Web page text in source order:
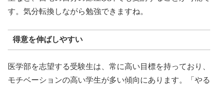
す。気分転換しながら勉強できますね。
得意を伸ばしやすい
医学部を志望する受験生は、常に高い目標を持っており、
モチベーションの高い学生が多い傾向にあります。「やる